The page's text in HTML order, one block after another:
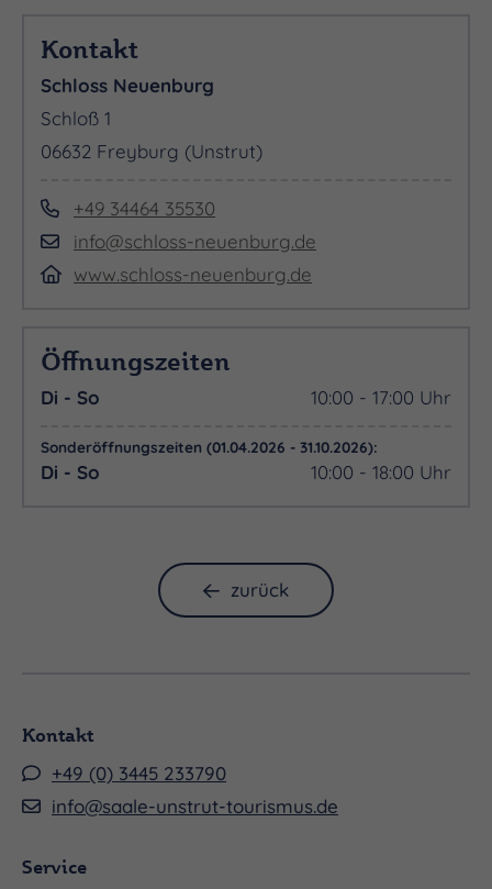
Kontakt
Schloss Neuenburg
Schloß 1
06632 Freyburg (Unstrut)
+49 34464 35530
info@schloss-neuenburg.de
www.schloss-neuenburg.de
Öffnungszeiten
Di - So 10:00 - 17:00 Uhr
Sonderöffnungszeiten (01.04.2026 - 31.10.2026):
Di - So 10:00 - 18:00 Uhr
zurück
Kontakt
+49 (0) 3445 233790
info@saale-unstrut-tourismus.de
Service